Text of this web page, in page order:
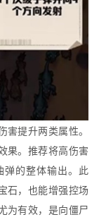
提升两类属性。
果。推荐将高伤害
弹的整体输出。此
石，也能增强控场
为有效，是向僵尸